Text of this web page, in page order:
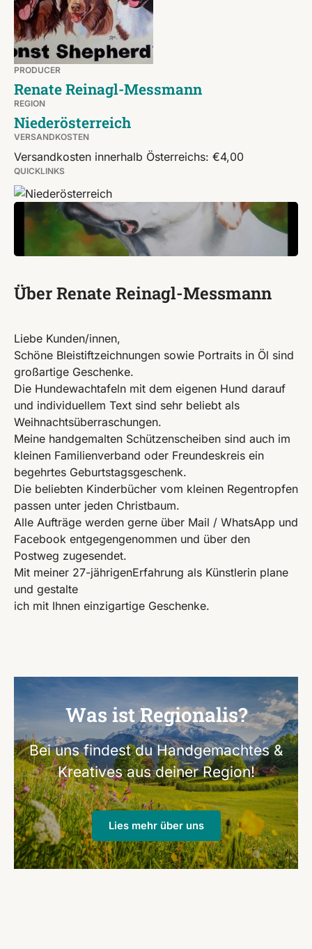
PRODUCER
Renate Reinagl-Messmann
REGION
Niederösterreich
VERSANDKOSTEN
Versandkosten innerhalb Österreichs: €4,00
QUICKLINKS
Über Renate Reinagl-Messmann
Liebe Kunden/innen,
Schöne Bleistiftzeichnungen sowie Portraits in Öl sind
großartige Geschenke.
Die Hundewachtafeln mit dem eigenen Hund darauf
und individuellem Text sind sehr beliebt als
Weihnachtsüberraschungen.
Meine handgemalten Schützenscheiben sind auch im
kleinen Familienverband oder Freundeskreis ein
begehrtes Geburtstagsgeschenk.
Die beliebten Kinderbücher vom kleinen Regentropfen
passen unter jeden Christbaum.
Alle Aufträge werden gerne über Mail / WhatsApp und
Facebook entgegengenommen und über den
Postweg zugesendet.
Mit meiner 27-jährigenErfahrung als Künstlerin plane
und gestalte
ich mit Ihnen einzigartige Geschenke.
Was ist Regionalis?
Bei uns findest du Handgemachtes &
Kreatives aus deiner Region!
Lies mehr über uns